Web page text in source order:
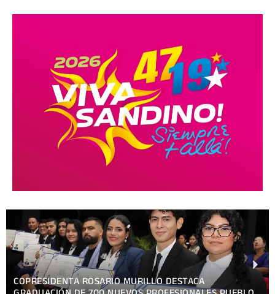
COPRESIDENTA ROSARIO MURILLO DESTACA